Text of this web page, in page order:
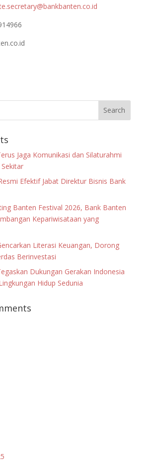
Jaga Komunikasi dan Silaturahmi
Efektif Jabat Direktur Bisnis Bank
Banten Festival 2026, Bank Banten
Kepariwisataan yang
Literasi Keuangan, Dorong
Berinvestasi
Dukungan Gerakan Indonesia
Hidup Sedunia